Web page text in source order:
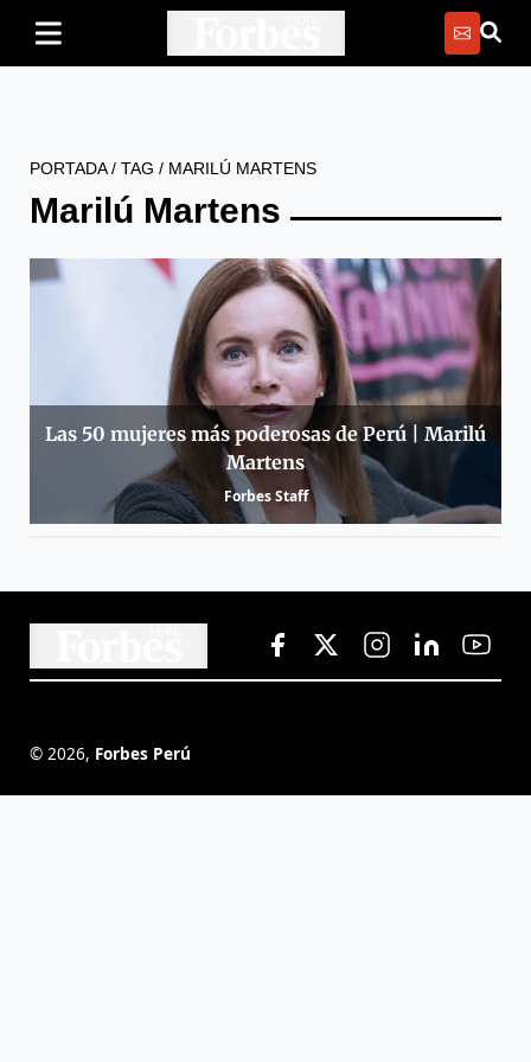
PORTADA/ TAG / MARILÚ MARTENS
Marilú Martens
Las 50 mujeres más poderosas de Perú | Marilú
Martens
Forbes Staff
© 2026, Forbes Perú